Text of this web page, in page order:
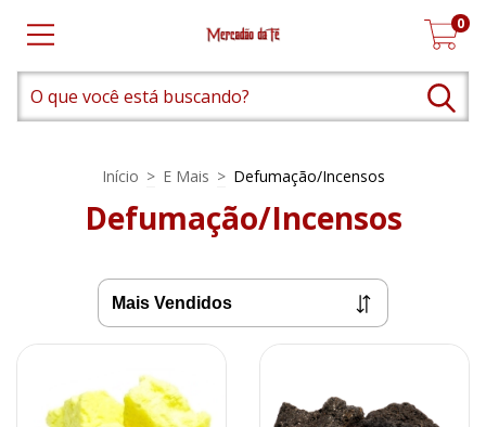
0
Início > E Mais > Defumação/Incensos
Defumação/Incensos